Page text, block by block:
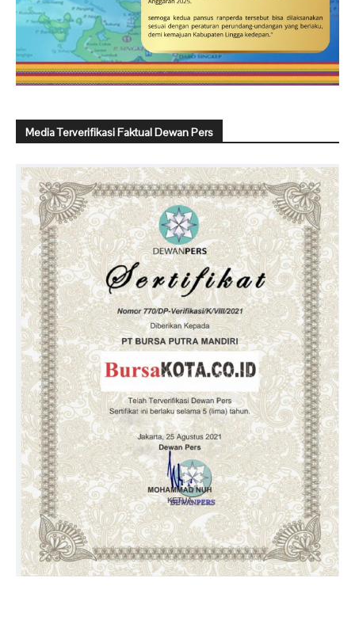
Media Terverifikasi Faktual Dewan Pers